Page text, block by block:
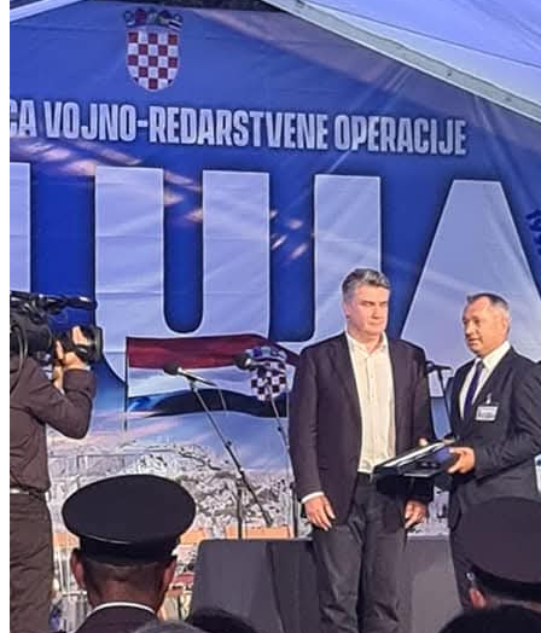
„Svjesna sam kako hrvatski politički prostor u Bosni i
Hercegovini nije jedinstven u svemu. I ne treba biti. Ali
postoje pitanja oko kojih ne bi smjelo biti razlika. To su
pravo hrvatskoga naroda da sam bira svojega predstavnika te
europski put Bosne i Hercegovine“, istaknula je Filipović.
Više o Darijani Filipović i njezinom profesionalnom i
političkom putu dostupno je na
poveznici:https://hdzbih.org/hr/predsjednistvo/darijana
Related Topics:
Up Next
Hrvatska petorka uskoro odlučuje o imenu kandidata za člana
Predsjedništva
Don't Miss
Najava: sastanak izaslanstva HNS-a BiH s predsjednikom Vlade RH
Andrejem Plenkovićem – 13. travnja 2026. godine